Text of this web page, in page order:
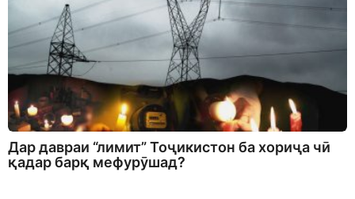
Дар давраи “лимит” Тоҷикистон ба хориҷа чӣ
қадар барқ мефурӯшад?